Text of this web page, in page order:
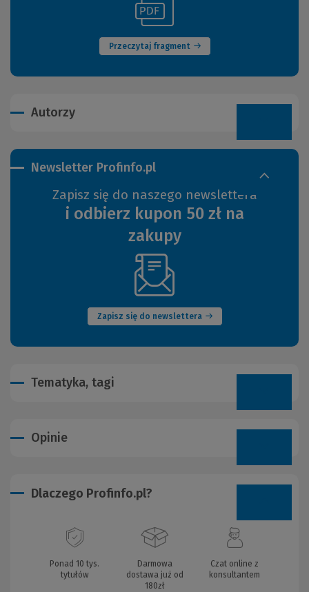
Przeczytaj fragment
(Nowe
okno)
innej
strony)
Autorzy
Newsletter Profinfo.pl
Zapisz się do naszego newslettera
i odbierz kupon 50 zł na
zakupy
Zapisz się do newslettera
(Nowe
okno)
Tematyka, tagi
Opinie
Dlaczego Profinfo.pl?
Ponad 10 tys.
tytułów
Darmowa
dostawa już od
180zł
Czat online z
konsultantem